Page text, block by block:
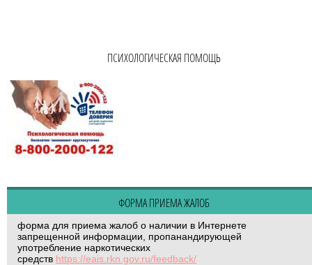
ПСИХОЛОГИЧЕСКАЯ ПОМОЩЬ
ФОРМА ПРИЕМА ЖАЛОБ
форма для приема жалоб о наличии в Интернете
запрещенной информации, пропанандирующей
употребление наркотических
средств https://eais.rkn.gov.ru/feedback/